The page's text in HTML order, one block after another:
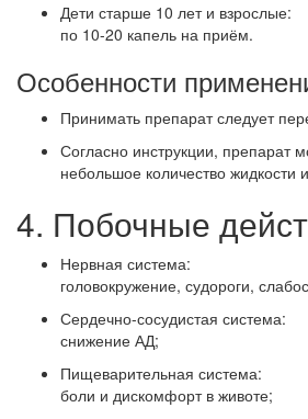
Дети старше 10 лет и взрослые:
по 10-20 капель на приём.
Особенности
Принимать препарат следует
Согласно инструкции, препарат
небольшое количество жидкости
4. Побочные
Нервная система:
головокружение, судороги,
Сердечно-сосудистая система:
снижение АД;
Пищеварительная система:
боли и дискомфорт в животе;